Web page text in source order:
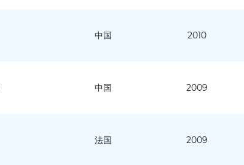
中国 2010
中国 2009
法国 2009